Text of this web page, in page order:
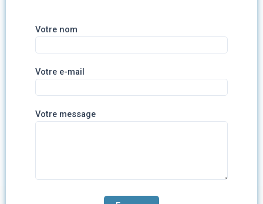
Votre nom
Votre e-mail
Votre message